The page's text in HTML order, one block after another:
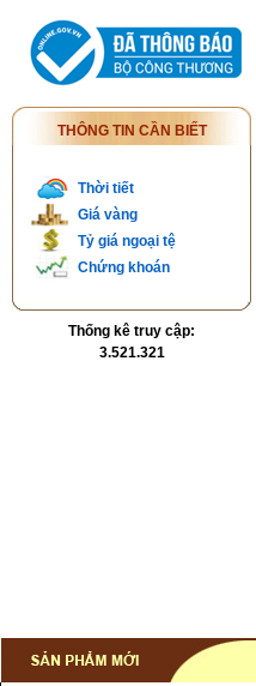
THÔNG TIN CẦN BIẾT
Thời tiết
Giá vàng
Tỷ giá ngoại tệ
Chứng khoán
Thống kê truy cập:
3.521.321